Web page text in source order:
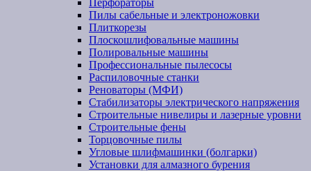
Перфораторы
Пилы сабельные и электроножовки
Плиткорезы
Плоскошлифовальные машины
Полировальные машины
Профессиональные пылесосы
Распиловочные станки
Реноваторы (МФИ)
Стабилизаторы электрического напряжения
Строительные нивелиры и лазерные уровни
Строительные фены
Торцовочные пилы
Угловые шлифмашинки (болгарки)
Установки для алмазного бурения